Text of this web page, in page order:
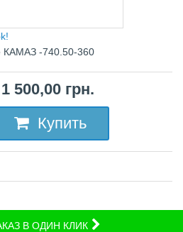
КАМАЗ -740.50-360
500,00 грн.
Купить
В ОДИН КЛИК